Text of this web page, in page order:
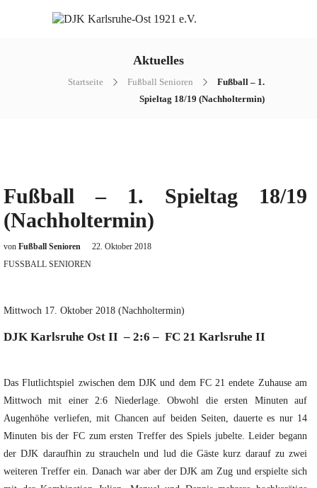
Aktuelles
Startseite Fußball Senioren
Fußball – 1.
Spieltag 18/19 (Nachholtermin)
Fußball – 1. Spieltag 18/19
(Nachholtermin)
von Fußball Senioren
22. Oktober 2018
FUSSBALL SENIOREN
Mittwoch 17. Oktober 2018 (Nachholtermin)
DJK Karlsruhe Ost II – 2:6 – FC 21 Karlsruhe II
Das Flutlichtspiel zwischen dem DJK und dem FC 21 endete Zuhause am
Mittwoch mit einer 2:6 Niederlage. Obwohl die ersten Minuten auf
Augenhöhe verliefen, mit Chancen auf beiden Seiten, dauerte es nur 14
Minuten bis der FC zum ersten Treffer des Spiels jubelte. Leider begann
der DJK daraufhin zu straucheln und lud die Gäste kurz darauf zu zwei
weiteren Treffer ein. Danach war aber der DJKam Zug und erspielte sich